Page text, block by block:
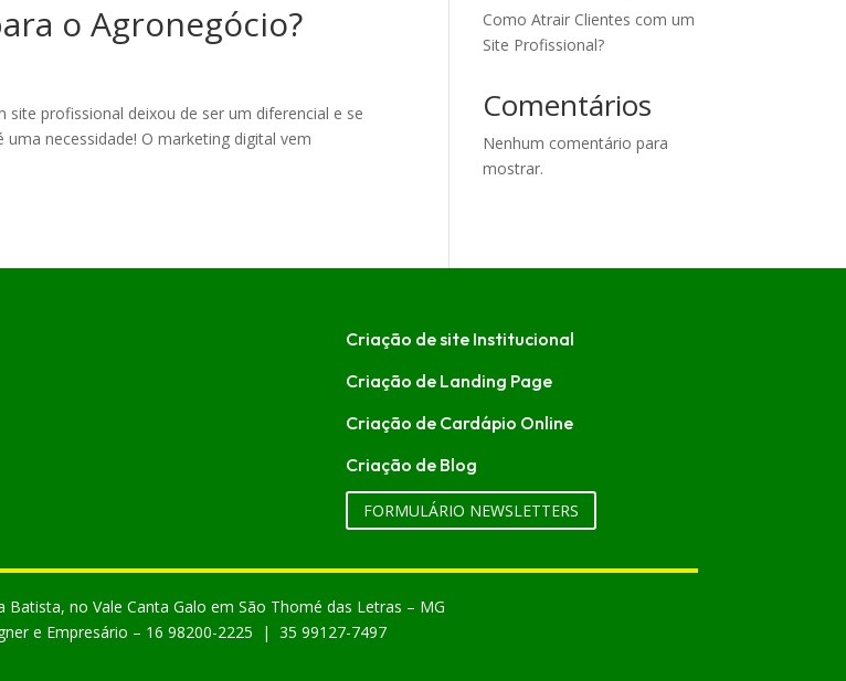
o Agronegócio?
profissional deixou de ser um diferencial e se
necessidade! O marketing digital vem
Como Atrair Clientes com um
Site Profissional?
Comentários
Nenhum comentário para
mostrar.
Criação de site Institucional
Criação de Landing Page
Criação de Cardápio Online
Criação de Blog
FORMULÁRIO NEWSLETTERS
Batista, no Vale Canta Galo em São Thomé das Letras – MG
e Empresário – 16 98200-2225 | 35 99127-7497